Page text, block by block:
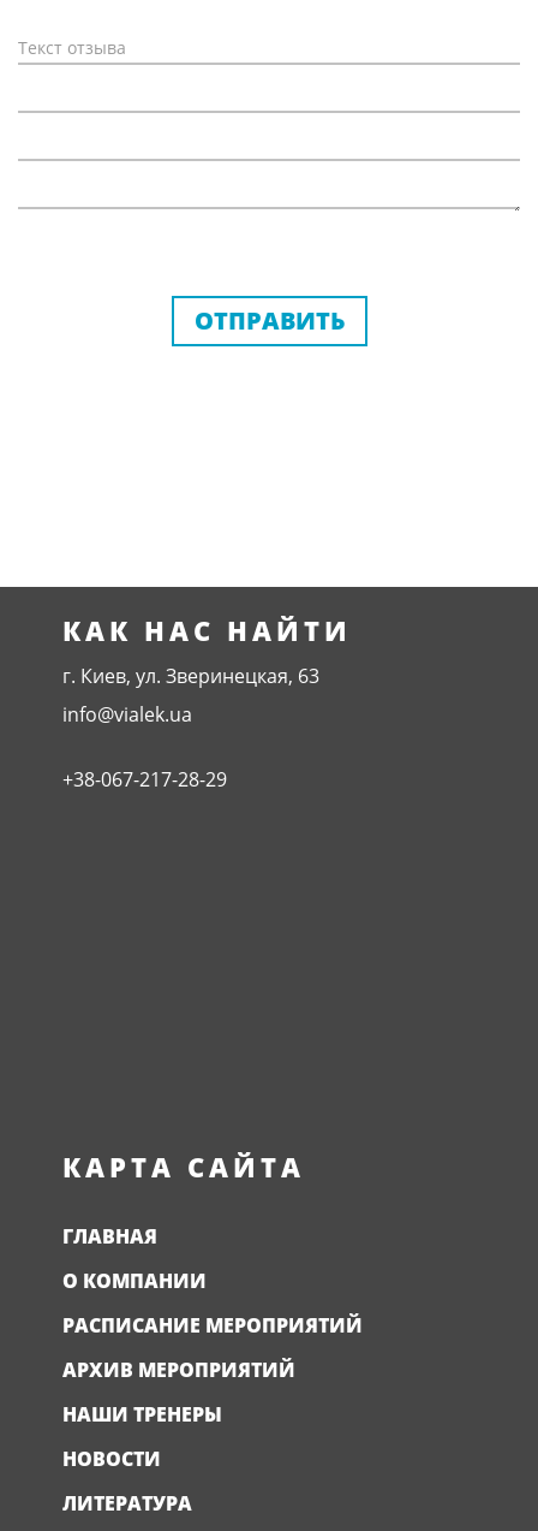
ОТПРАВИТЬ
КАК НАС НАЙТИ
г. Киев, ул. Зверинецкая, 63
info@vialek.ua
+38-067-217-28-29
КАРТА САЙТА
ГЛАВНАЯ
О КОМПАНИИ
РАСПИСАНИЕ МЕРОПРИЯТИЙ
АРХИВ МЕРОПРИЯТИЙ
НАШИ ТРЕНЕРЫ
НОВОСТИ
ЛИТЕРАТУРА